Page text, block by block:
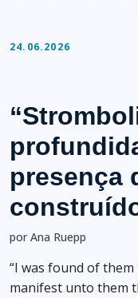
24.06.2026
presença
por Ana Ruepp
“I was found of
manifest unto them